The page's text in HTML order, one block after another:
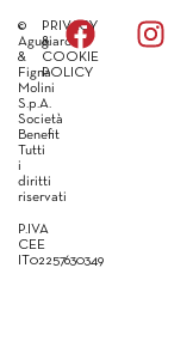
©
Agugiaro
&
Figna
Molini
S.p.A.
Società
Benefit
Tutti
i
diritti
riservati
P.IVA
CEE
IT02257630349
PRIVACY
&
COOKIE
POLICY